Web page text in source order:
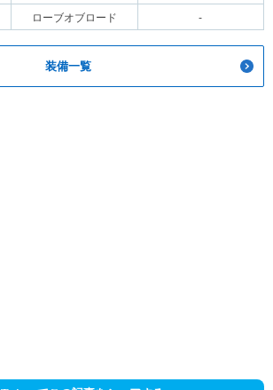
ローブオブロード -
装備一覧